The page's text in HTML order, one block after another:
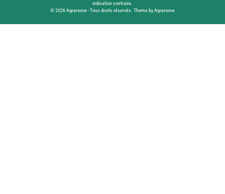
indication contraire.
© 2026 Agrarzone - Tous droits réservés. Theme by Agrarzone